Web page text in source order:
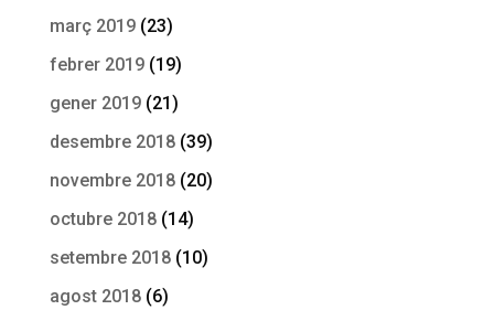
març 2019(23)
febrer 2019(19)
gener 2019(21)
desembre 2018(39)
novembre 2018(20)
octubre 2018(14)
setembre 2018(10)
agost 2018(6)